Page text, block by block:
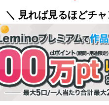
＼ 見れば見るほどチャ